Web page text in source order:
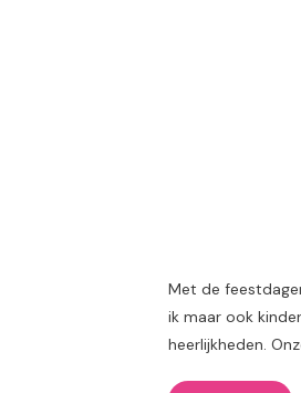
Met de
ik maar ook
heerlijkheden.